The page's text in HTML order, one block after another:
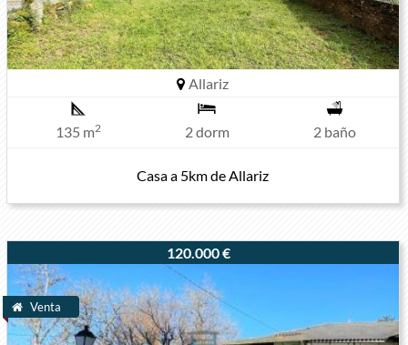
Allariz
135 m2 2 dorm 2 baño
Casa a 5km de Allariz
Venta
120.000 €